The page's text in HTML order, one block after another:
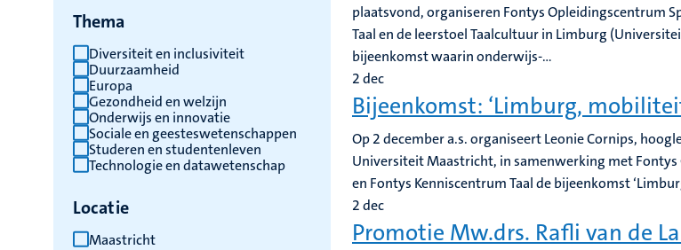
Thema
Diversiteit en inclusiviteit
Duurzaamheid
Europa
Gezondheid en welzijn
Onderwijs en innovatie
Sociale en geesteswetenschappen
Studeren en studentenleven
Technologie en datawetenschap
Locatie
Maastricht
plaatsvond, organiseren Fontys Opleidingscentrum
Taal en de leerstoel Taalcultuur in Limburg
bijeenkomst waarin onderwijs-...
2dec
Bijeenkomst: ‘Limburg,
Op 2 december a.s. organiseert Leonie Cornips,
Universiteit Maastricht, in samenwerking met
en Fontys Kenniscentrum Taal de bijeenkomst
2dec
Promotie Mw.drs. Rafli van de